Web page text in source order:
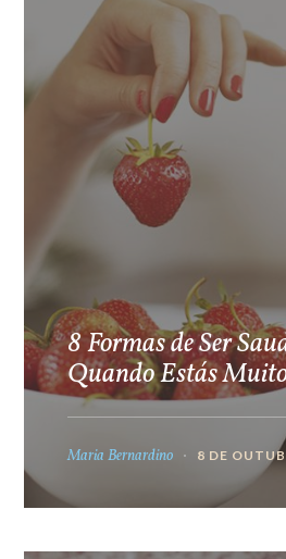
8 Formas de Ser
Quando Estás
Maria Bernardino 8 DE